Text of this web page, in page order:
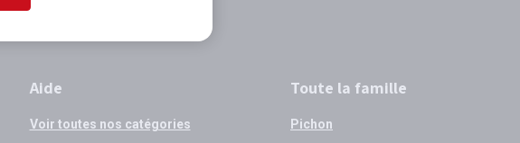
Aide
Voir toutes nos catégories
Toute la famille
Pichon